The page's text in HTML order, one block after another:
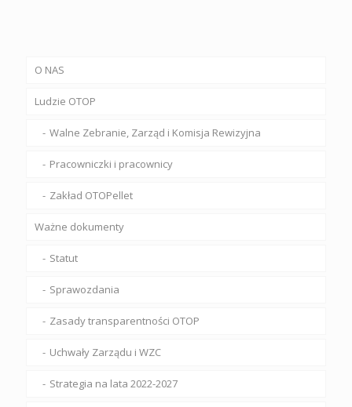
O NAS
Ludzie OTOP
Walne Zebranie, Zarząd i Komisja Rewizyjna
Pracowniczki i pracownicy
Zakład OTOPellet
Ważne dokumenty
Statut
Sprawozdania
Zasady transparentności OTOP
Uchwały Zarządu i WZC
Strategia na lata 2022-2027